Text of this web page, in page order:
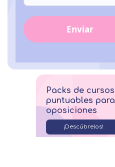
Enviar
Packs de cursos
puntuables para
oposiciones
¡Descúbrelos!